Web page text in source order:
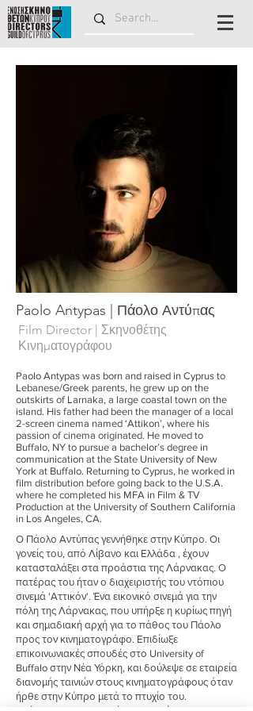
Paolo Antypas | Πάολο Αντύπας
Film Director | Σκηνοθέτης
Κινηματογράφου
Paolo Antypas was born and raised in Cyprus to
Lebanese/Greek parents, he grew up on the
outskirts of Larnaka, a large coastal town on the
island. His father had been the manager of a local
2-screen cinema named ‘Attikon’, where his
passion of cinema originated. He moved to
Buffalo, NY to pursue a bachelor’s degree in
communication at the State University of New
York at Buffalo. Returning to Cyprus, he worked in
film distribution before going back to the U.S.A.
where he completed his MFA in Film & TV
Production at the University of Southern California
in Los Angeles, CA.
Ο Πάολο Αντύπας γεννήθηκε στην Κύπρο. Οι
γονείς του, από Λίβανο και Ελλάδα , έχουν
κατασταλάξει στα προάστια της Λάρνακας. Ο
πατέρας του ήταν ο διαχειριστής του ντόπιου
σινεμά 'Αττικόν'. Ένα εικονικό σινεμά για την
πόλη της Λάρνακας, που υπήρξε η κυρίως πηγή
και σημαδιακή αρχή για το πάθος του Πάολο
προς τον κινηματογράφο. Επιδίωξε
επικοινωνιακές σπουδές στο University of
Buffalo στην Νέα Υόρκη, και δούλεψε σε εταιρεία
διανομής ταινιών στους κινηματογράφους όταν
ήρθε στην Κύπρο μετά το πτυχίο του.